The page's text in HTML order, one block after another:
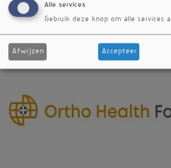
leefstijl
Alle services
Gebruik deze knop om alle services
Afwijzen Accepteer